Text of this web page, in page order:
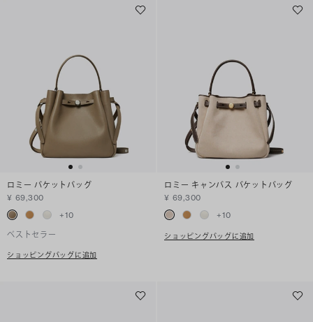
ロミー バケットバッグ
¥ 69,300
+10
ベストセラー
ショッピングバッグに追加
ロミー キャンバス バケットバッグ
¥ 69,300
+10
ショッピングバッグに追加